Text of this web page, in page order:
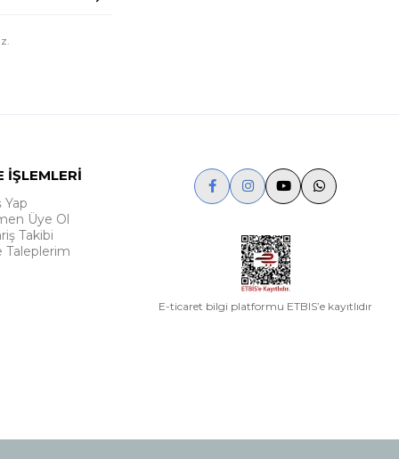
İŞLEMLERİ
Yap
Üye Ol
Takibi
Taleplerim
E-ticaret bilgi platformu ETBIS’e kayıtlıdır